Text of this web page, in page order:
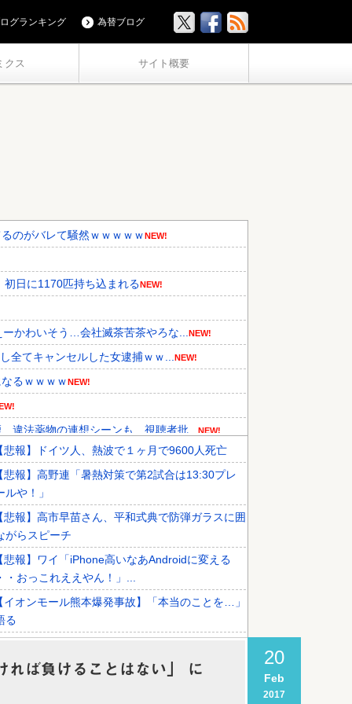
クス サイト概要
グランキング 為替ブログ
のがバレて騒然ｗｗｗｗｗNEW!
日に1170匹持ち込まれるNEW!
かわいそう…会社滅茶苦茶やろな... NEW!
全てキャンセルした女逮捕ｗｗ... NEW!
るｗｗｗｗNEW!
違法薬物の連想シーンも…視聴者批... NEW!
スズキも今年第2四半期に大幅な黒...NEW!
的な運営を厳しく批判した理由がこ...NEW!
らです‥」→「国境を越えた驚くべき...
【悲報】ドイツ人、熱波で１ヶ月で9600人死亡
【悲報】高野連「暑熱対策で第2試合は13:30プレ
ルや！」
【悲報】高市早苗さん、平和式典で防弾ガラスに囲
がらスピーチ
【悲報】ワイ「iPhone高いなあAndroidに変える
・おっこれええやん！」...
【イオンモール熊本爆発事故】「本当のことを…」
る
」
20
Feb
2017
れば負けることはない」 に